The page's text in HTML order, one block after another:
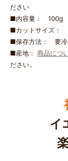
ださい
■内容量： 100g
■カットサイズ：
■保存方法： 要冷
■産地： 商品につ
ださい。
イ